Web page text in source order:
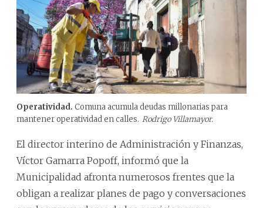
Operatividad. Comuna acumula deudas millonarias para
mantener operatividad en calles. Rodrigo Villamayor.
El director interino de Administración y Finanzas,
Víctor Gamarra Popoff, informó que la
Municipalidad afronta numerosos frentes que la
obligan a realizar planes de pago y conversaciones